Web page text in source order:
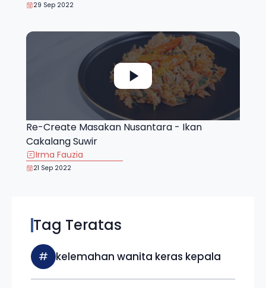
29 Sep 2022
Re-Create Masakan Nusantara - Ikan
Cakalang Suwir
Irma Fauzia
21 Sep 2022
Tag Teratas
# kelemahan wanita keras kepala